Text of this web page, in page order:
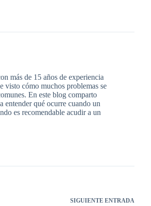
más de 15 años de experiencia
visto cómo muchos problemas se
En este blog comparto
entender qué ocurre cuando un
es recomendable acudir a un
SIGUIENTE ENTRADA